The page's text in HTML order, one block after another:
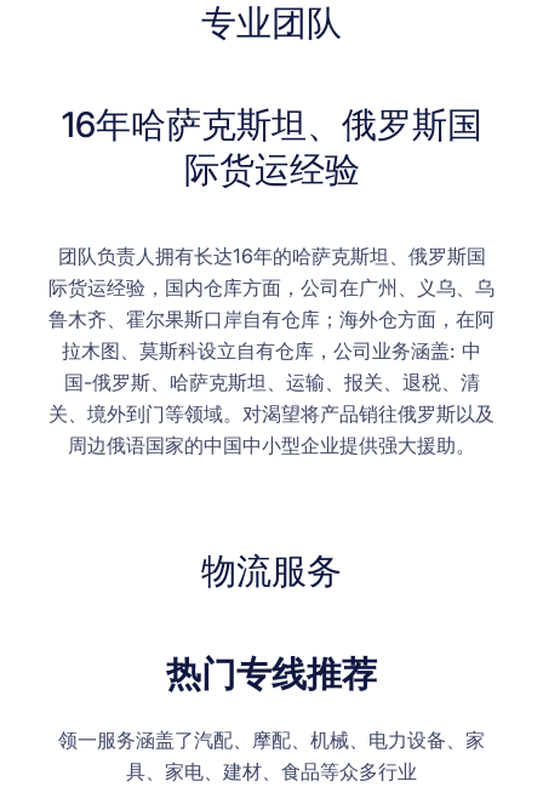
专业团队
16年哈萨克斯坦、俄罗斯国
际货运经验
团队负责人拥有长达16年的哈萨克斯坦、俄罗斯国
际货运经验，国内仓库方面，公司在广州、义乌、乌
鲁木齐、霍尔果斯口岸自有仓库；海外仓方面，在阿
拉木图、莫斯科设立自有仓库，公司业务涵盖: 中
国-俄罗斯、哈萨克斯坦、运输、报关、退税、清
关、境外到门等领域。对渴望将产品销往俄罗斯以及
周边俄语国家的中国中小型企业提供强大援助。
物流服务
热门专线推荐
领一服务涵盖了汽配、摩配、机械、电力设备、家
具、家电、建材、食品等众多行业